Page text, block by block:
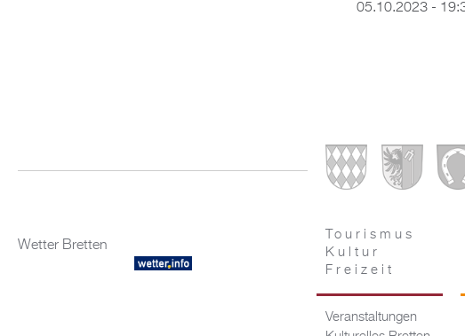
05.10.2023 -
Wetter Bretten
Tourismus
Kultur
Freizeit
Veranstaltungen